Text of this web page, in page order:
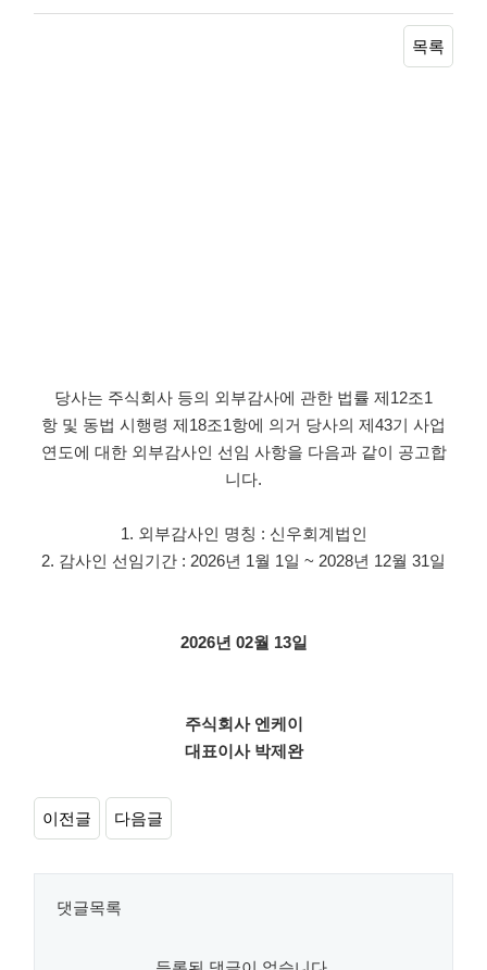
목록
당사는 주식회사 등의 외부감사에 관한 법률 제12조1
항 및 동법 시행령 제18조1항에 의거 당사의 제43기 사업
연도에 대한 외부감사인 선임 사항을 다음과 같이 공고합
니다.
1. 외부감사인 명칭 : 신우회계법인
2. 감사인 선임기간 : 2026년 1월 1일 ~ 2028년 12월 31일
2026년 02월 13일
주식회사 엔케이
대표이사 박제완
이전글 다음글
댓글목록